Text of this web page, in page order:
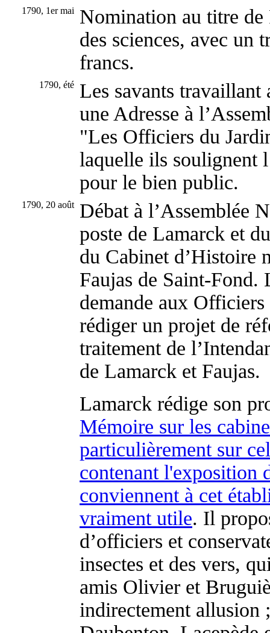
1790, 1er mai
Nomination au titre de
des sciences, avec un
francs.
1790, été Les savants travaillant
une Adresse à
"Les Officiers du
laquelle ils soulignent
pour le bien public.
1790, 20 août Débat à l’Assemblée
poste de Lamarck et
du Cabinet d’Histoire
Faujas de Saint-Fond.
demande aux
rédiger un projet de
traitement de
de Lamarck et Faujas.
Lamarck rédige son
Mémoire sur les
particulièrement sur
contenant l'exposition
conviennent à cet
vraiment utile. Il
d’officiers et
insectes et des vers,
amis Olivier et
indirectement